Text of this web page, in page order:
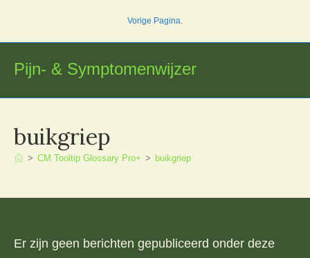
inhoud
Vorige Pagina.
Pijn- & Symptomenwijzer
buikgriep
> CM Tooltip Glossary Pro+ > buikgriep
Er zijn geen berichten gepubliceerd onder deze